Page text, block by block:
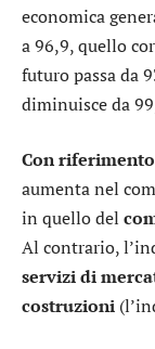
economica
a 96,9, quello
futuro passa da
diminuisce da
Con
aumenta nel
in quello del
Al contrario,
servizi di
costruzioni